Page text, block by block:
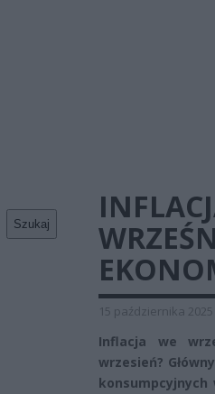
Szukaj
15 października 2025
Inflacja we
wrzesień?